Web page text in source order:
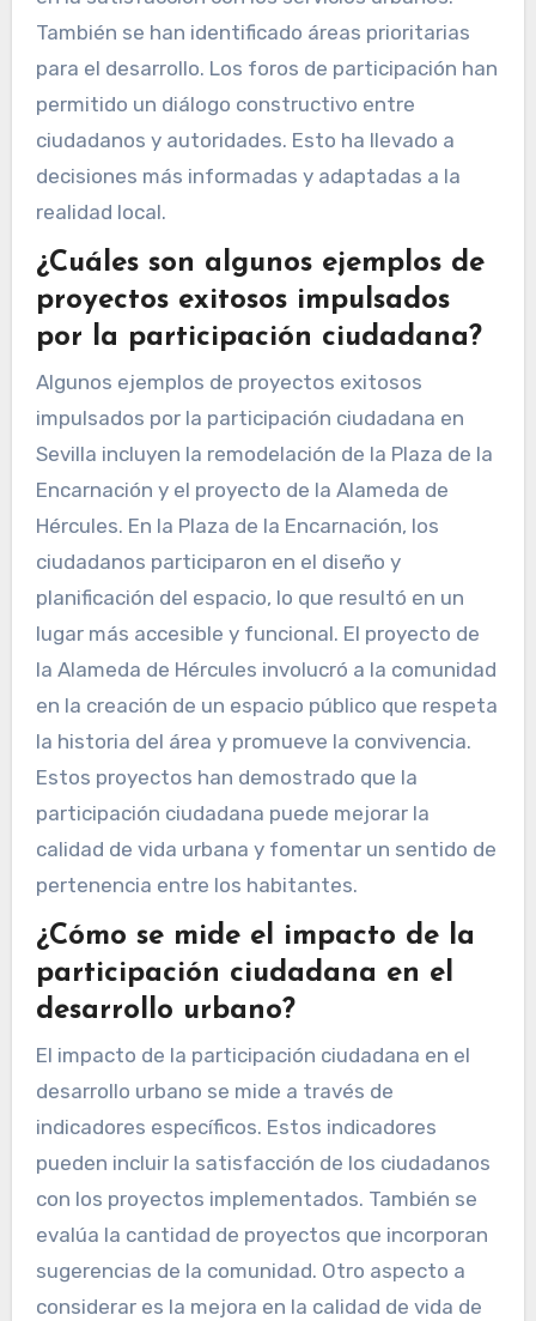
También se han identificado áreas prioritarias
para el desarrollo. Los foros de participación han
permitido un diálogo constructivo entre
ciudadanos y autoridades. Esto ha llevado a
decisiones más informadas y adaptadas a la
realidad local.
¿Cuáles son algunos ejemplos de
proyectos exitosos impulsados
por la participación ciudadana?
Algunos ejemplos de proyectos exitosos
impulsados por la participación ciudadana en
Sevilla incluyen la remodelación de la Plaza de la
Encarnación y el proyecto de la Alameda de
Hércules. En la Plaza de la Encarnación, los
ciudadanos participaron en el diseño y
planificación del espacio, lo que resultó en un
lugar más accesible y funcional. El proyecto de
la Alameda de Hércules involucró a la comunidad
en la creación de un espacio público que respeta
la historia del área y promueve la convivencia.
Estos proyectos han demostrado que la
participación ciudadana puede mejorar la
calidad de vida urbana y fomentar un sentido de
pertenencia entre los habitantes.
¿Cómo se mide el impacto de la
participación ciudadana en el
desarrollo urbano?
El impacto de la participación ciudadana en el
desarrollo urbano se mide a través de
indicadores específicos. Estos indicadores
pueden incluir la satisfacción de los ciudadanos
con los proyectos implementados. También se
evalúa la cantidad de proyectos que incorporan
sugerencias de la comunidad. Otro aspecto a
considerar es la mejora en la calidad de vida de